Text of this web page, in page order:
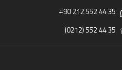
+90 212 552 44 35
(0212) 552 44 35